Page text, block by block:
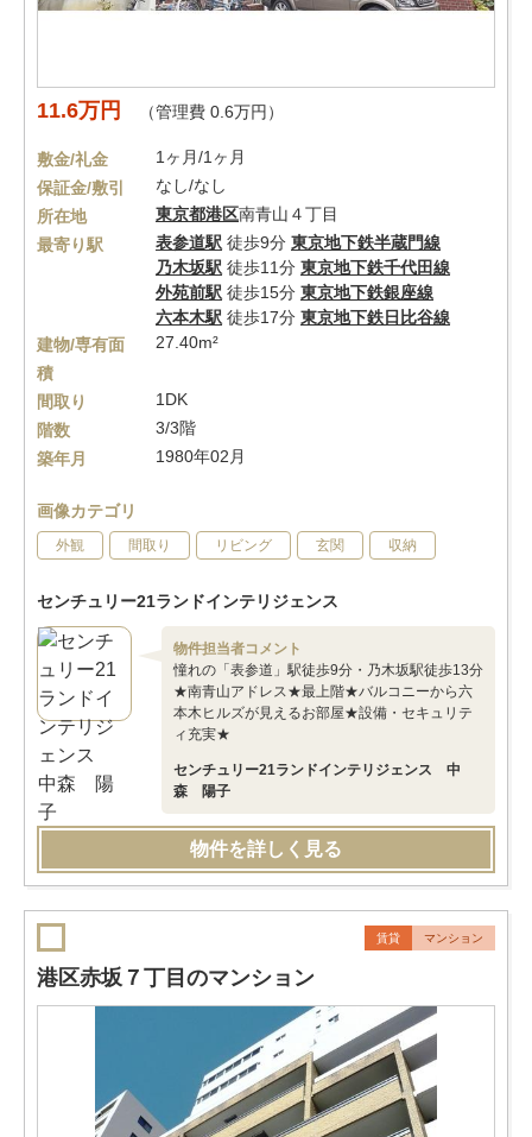
11.6万円 （管理費 0.6万円）
敷金/礼金
1ヶ月/1ヶ月
保証金/敷引
なし/なし
所在地
東京都港区南青山４丁目
最寄り駅
表参道駅 徒歩9分 東京地下鉄半蔵門線
乃木坂駅 徒歩11分 東京地下鉄千代田線
外苑前駅 徒歩15分 東京地下鉄銀座線
六本木駅 徒歩17分 東京地下鉄日比谷線
建物/専有面
積
27.40m²
間取り
1DK
階数
3/3階
築年月
1980年02月
画像カテゴリ
外観 間取り リビング 玄関 収納
センチュリー21ランドインテリジェンス
物件担当者コメント
憧れの「表参道」駅徒歩9分・乃木坂駅徒歩13分
★南青山アドレス★最上階★バルコニーから六
本木ヒルズが見えるお部屋★設備・セキュリテ
ィ充実★
センチュリー21ランドインテリジェンス 中
森 陽子
物件を詳しく見る
賃貸 マンション
港区赤坂７丁目のマンション